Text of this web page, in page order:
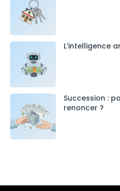
L’intelligence
Succession :
renoncer ?